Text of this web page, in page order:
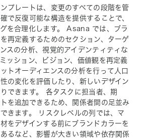
プレートは、変更のすべての段階を管
で反復可能な構造を提供することで、
を合理化します。 Asana では、ブラ
再定義するためのセクション、ターゲ
スの分析、視覚的アイデンティティな
ッション、ビジョン、価値観を再定義
トオーディエンスの分析を行って人口
の変化を評価したり、新しいデザイン
できます。 各タスクに担当者、期
を追加できるため、関係者間の足並み
きます。 リスクレベルの列では、マ
をデザインする前にブランドカラーを
るなど、影響が大きい領域や依存関係